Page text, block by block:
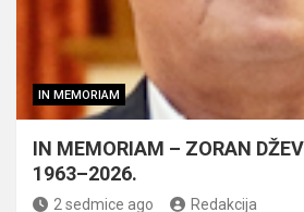
IN MEMORIAM
IN MEMORIAM – ZORAN
1963–2026.
2 sedmice ago Redakcija